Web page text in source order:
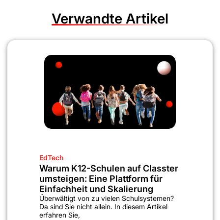
Verwandte Artikel
EdTech
Warum K12-Schulen auf Classter
umsteigen: Eine Plattform für
Einfachheit und Skalierung
Überwältigt von zu vielen Schulsystemen?
Da sind Sie nicht allein. In diesem Artikel
erfahren Sie,